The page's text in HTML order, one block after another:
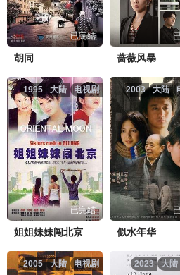
已完结
胡同 蔷薇风暴
电视剧
大陆
1995
已完结
姐姐妹妹闯北京
大陆
2003
似水年华
电视剧
大陆
2005 大陆
2023